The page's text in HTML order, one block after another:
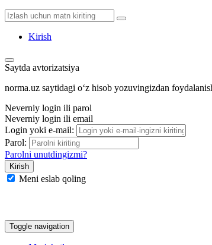
Kirish
Saytda avtorizatsiya
norma.uz saytidagi oʻz hisob yozuvingizdan
Neverniy login ili parol
Neverniy login ili email
Login yoki e-mail:
Parol:
Parolni unutdingizmi?
Meni eslab qoling
Toggle navigation